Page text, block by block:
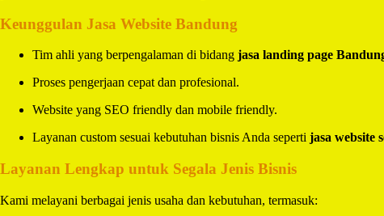
Keunggulan Jasa Website Bandung
Tim ahli yang berpengalaman di bidang jasa landing page
Proses pengerjaan cepat dan profesional.
Website yang SEO friendly dan mobile friendly.
Layanan custom sesuai kebutuhan bisnis Anda seperti jasa website
Layanan Lengkap untuk Segala Jenis Bisnis
Kami melayani berbagai jenis usaha dan kebutuhan, termasuk: